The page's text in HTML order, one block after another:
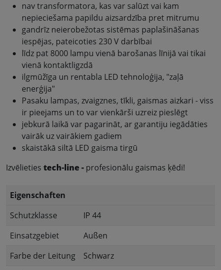
nav transformatora, kas var salūzt vai kam
nepieciešama papildu aizsardzība pret mitrumu
gandrīz neierobežotas sistēmas paplašināšanas
iespējas, pateicoties 230 V darbībai
līdz pat 8000 lampu vienā barošanas līnijā vai tikai
vienā kontaktligzdā
ilgmūžīga un rentabla LED tehnoloģija, "zaļā
enerģija"
Pasaku lampas, zvaigznes, tīkli, gaismas aizkari - viss
ir pieejams un to var vienkārši uzreiz pieslēgt
jebkurā laikā var pagarināt, ar garantiju iegādāties
vairāk uz vairākiem gadiem
skaistākā siltā LED gaisma tirgū
Izvēlieties tech-line - profesionālu gaismas ķēdi!
Eigenschaften
Schutzklasse
IP 44
Einsatzgebiet
Außen
Farbe der Leitung
Schwarz